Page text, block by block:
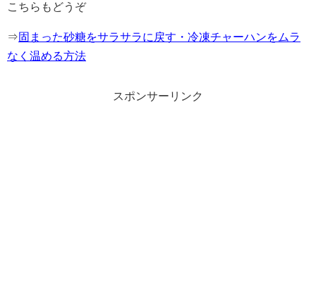
こちらもどうぞ
⇒ 固まった砂糖をサラサラに戻す・冷凍チャーハンをムラ
なく温める方法
スポンサーリンク